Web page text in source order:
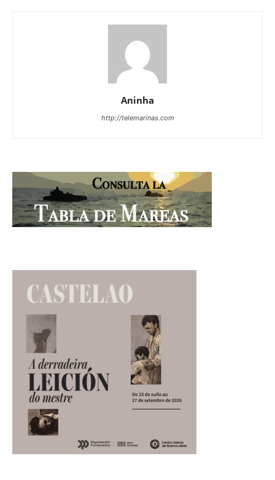
Aninha
http://telemarinas.com